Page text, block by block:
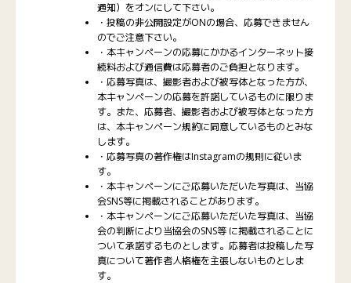
通知）をオンにして下さい。
・投稿の非公開設定がONの場合、応募できません
のでご注意下さい。
・本キャンペーンの応募にかかるインターネット接
続料および通信費は応募者のご負担となります。
・応募写真は、撮影者および被写体となった方が、
本キャンペーンの応募を許諾しているものに限りま
す。また、応募者、撮影者および被写体となった方
は、本キャンペーン規約に同意しているものとみな
します。
・応募写真の著作権はInstagramの規則に従いま
す。
・本キャンペーンにご応募いただいた写真は、当協
会SNS等に掲載されることがあります。
・本キャンペーンにご応募いただいた写真は、当協
会の判断により当協会のSNS等 に掲載されることに
ついて承諾するものとします。応募者は投稿した写
真について著作者人格権を主張しないものとしま
す。